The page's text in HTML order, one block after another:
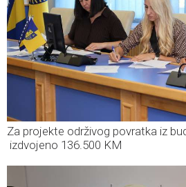
Za projekte održivog povratka iz
izdvojeno 136.500 KM